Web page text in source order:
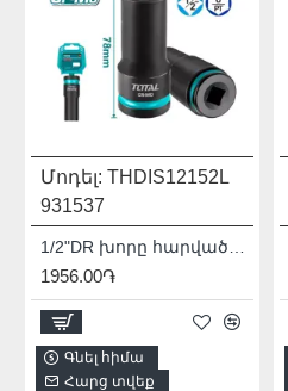
Մոդել: THDIS12152L
931537
1956.00֏
Գնել հիմա
Հարց տվեք